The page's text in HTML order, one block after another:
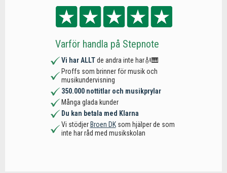
Varför handla på Stepnote
Vi har ALLTde andra inte har🎻🎹
Proffs som brinner för musik och
musikundervisning
350.000 nottitlar och musikprylar
Många glada kunder
Du kan betala med Klarna
Vi stödjer Broen DKsom hjälper de som
inte har råd med musikskolan